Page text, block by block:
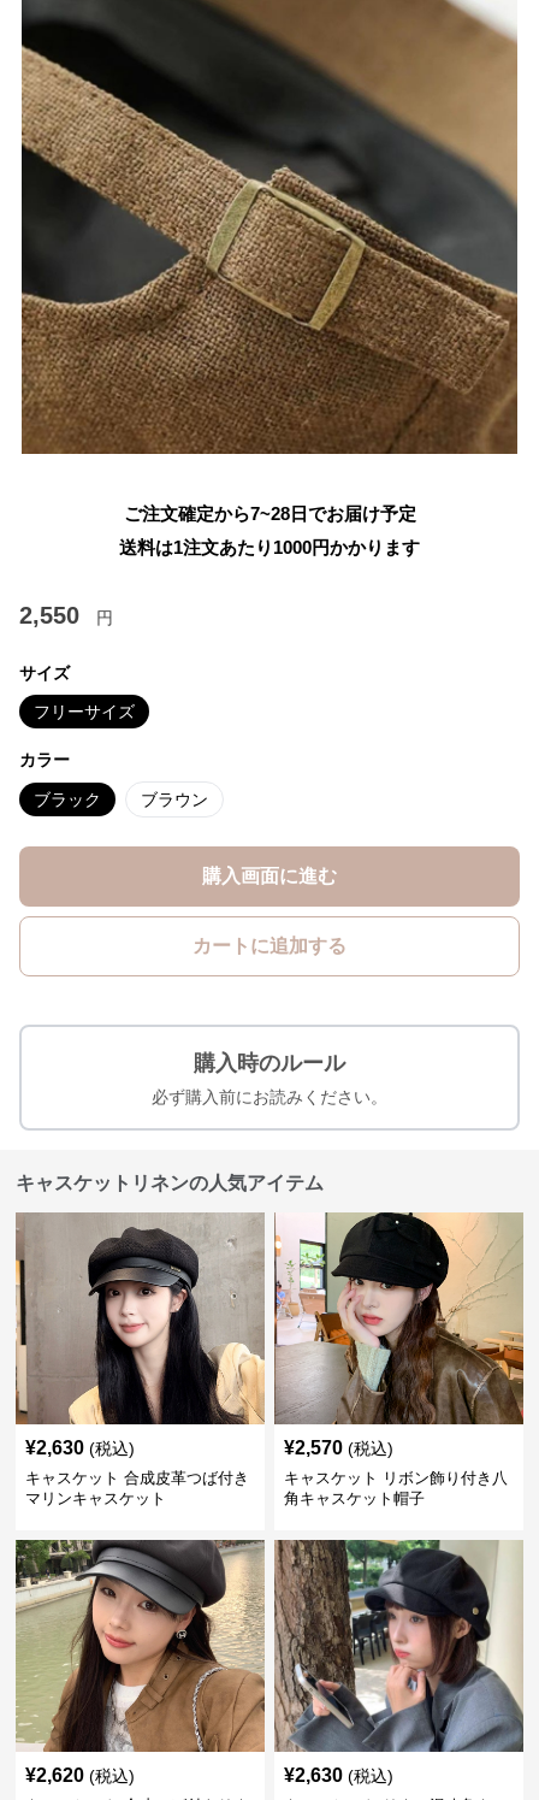
ご注文確定から7~28日でお届け予定
送料は1注文あたり 1000円かかります
2,550 円
サイズ
フリーサイズ
カラー
ブラック ブラウン
購入画面に進む
カートに追加する
購入時のルール
必ず購入前にお読みください。
キャスケットリネンの人気アイテム
¥2,630 (税込)
キャスケット 合成皮革つば付き
マリンキャスケット
¥2,570 (税込)
キャスケット リボン飾り付き八
角キャスケット帽子
¥2,620 (税込) ¥2,630 (税込)